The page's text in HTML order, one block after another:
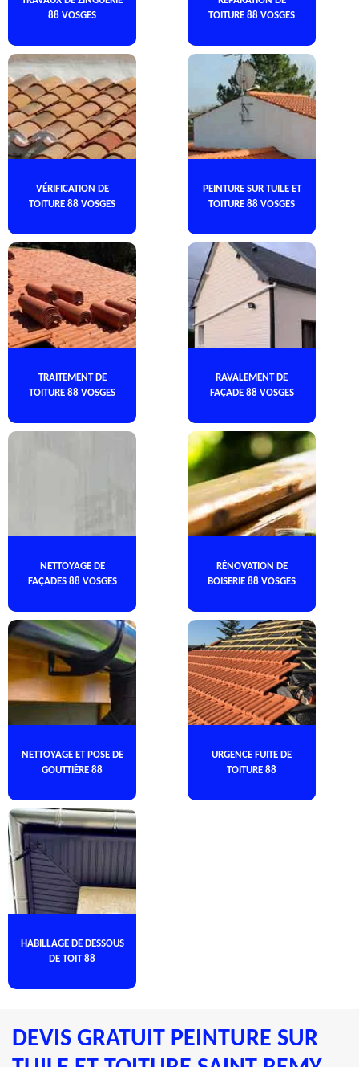
88 VOSGES
TOITURE 88 VOSGES
VÉRIFICATION DE
TOITURE 88 VOSGES
PEINTURE SUR TUILE ET
TOITURE 88 VOSGES
TRAITEMENT DE
TOITURE 88 VOSGES
RAVALEMENT DE
FAÇADE 88 VOSGES
NETTOYAGE DE
FAÇADES 88 VOSGES
RÉNOVATION DE
BOISERIE 88 VOSGES
NETTOYAGE ET POSE DE
GOUTTIÈRE 88
URGENCE FUITE DE
TOITURE 88
HABILLAGE DE DESSOUS
DE TOIT 88
DEVIS GRATUIT PEINTURE SUR